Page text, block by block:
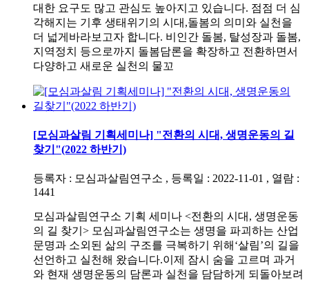
대한 요구도 많고 관심도 높아지고 있습니다. 점점 더 심
각해지는 기후 생태위기의 시대,돌봄의 의미와 실천을
더 넓게바라보고자 합니다. 비인간 돌봄, 탈성장과 돌봄,
지역정치 등으로까지 돌봄담론을 확장하고 전환하면서
다양하고 새로운 실천의 물꼬
[모심과살림 기획세미나] "전환의 시대, 생명운동의 길
찾기"(2022 하반기)
등록자 : 모심과살림연구소 , 등록일 : 2022-11-01 , 열람 :
1441
모심과살림연구소 기획 세미나 <전환의 시대, 생명운동
의 길 찾기> 모심과살림연구소는 생명을 파괴하는 산업
문명과 소외된 삶의 구조를 극복하기 위해‘살림’의 길을
선언하고 실천해 왔습니다.이제 잠시 숨을 고르며 과거
와 현재 생명운동의 담론과 실천을 담담하게 되돌아보려